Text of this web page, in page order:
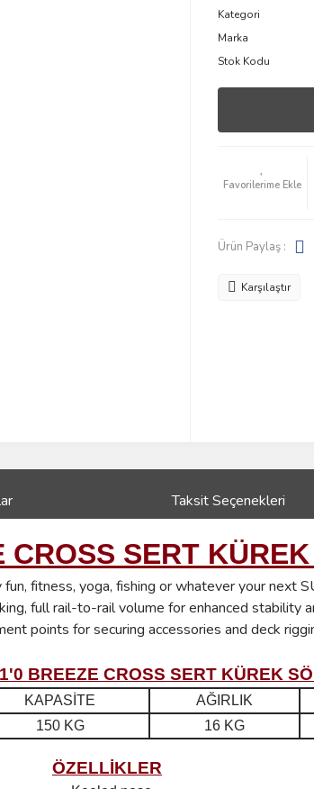
Kategori
Marka
Stok Kodu
Ürün Paylaş :
Karşılaştır
Taksit Seçenekleri
SERT
fitness, yoga, fishing or whatever your next
full rail-to-rail volume for enhanced stability
points for securing accessories and deck
BREEZE CROSS SERT KÜREK
KAPASİTE AĞIRLIK
150 KG 16 KG
ÖZELLİKLER